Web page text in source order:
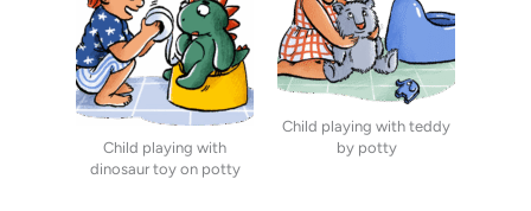
Child playing with teddy
by potty
Child playing with
dinosaur toy on potty